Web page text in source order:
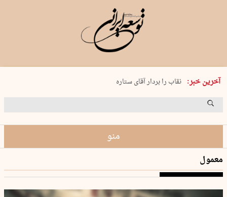
آخرین خبر:
پنجشنبه 15 مرداد 1405 شماره 2243
نقاب را بردار آقای ستاره
کدام فوتبال؟
منو
معمول